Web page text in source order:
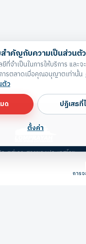
ะตูสู่เกาะสวยของประเทศไทย
สำคัญกับความเป็นส่วน
ลยีที่จำเป็นในการให้บริการ และ
ารตลาดเมื่อคุณอนุญาตเท่านั้น
ตัว
ด
ปฏิเสธที่
ตั้งค่า
การ